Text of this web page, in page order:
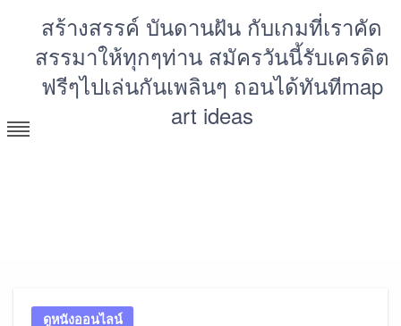
content
สร้างสรรค์ บันดานฝัน กับเกมที่เราคัด
สรรมาให้ทุกๆท่าน สมัครวันนี้รับเครดิต
ฟรีๆไปเล่นกันเพลินๆ ถอนได้ทันทีmap
art ideas
ดูหนังออนไลน์